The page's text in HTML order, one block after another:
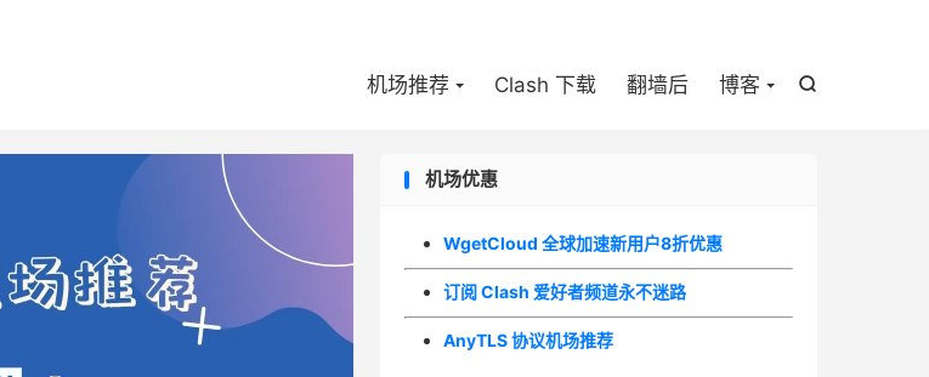

机场推荐 Clash 下载 翻墙后 博客
机场优惠
WgetCloud 全球加速新用户8折优惠
订阅 Clash 爱好者频道永不迷路
AnyTLS 协议机场推荐